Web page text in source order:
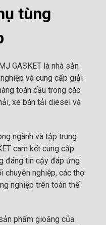
tùng
GASKET là nhà sản
và cung cấp giải
toàn cầu trong các
xe bán tải diesel và
ngành và tập trung
cam kết cung cấp
đáng tin cậy đáp ứng
chuyên nghiệp, các thợ
nghiệp trên toàn thế
phẩm gioăng của